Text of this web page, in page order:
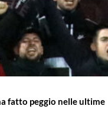
fatto peggio nelle ultime